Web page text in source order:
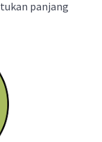
panjang